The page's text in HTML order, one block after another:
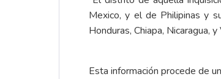
Mexico, y el de Philipinas y
Honduras, Chiapa, Nicaragua, y
Esta información procede de